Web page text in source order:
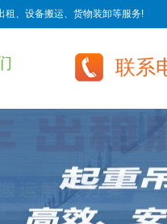
租、设备搬运、货物装卸等服务!
联系